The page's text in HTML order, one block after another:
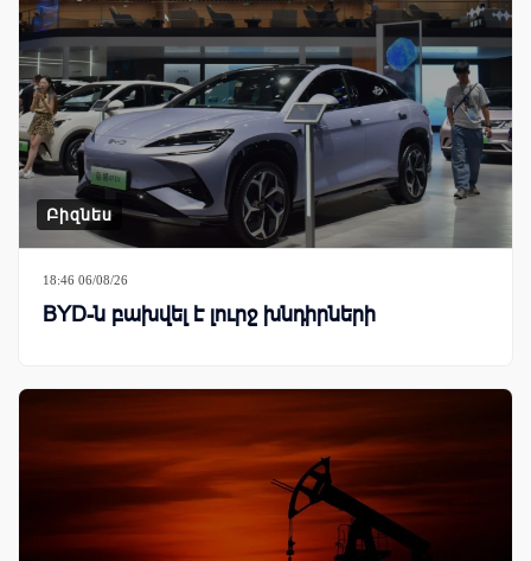
Բիզնես
18:46 06/08/26
BYD-ն բախվել է լուրջ խնդիրների